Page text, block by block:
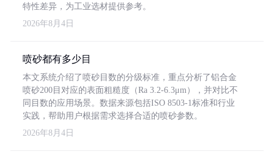
特性差异，为工业选材提供参考。
2026年8月4日
喷砂都有多少目
本文系统介绍了喷砂目数的分级标准，重点分析了铝合金
喷砂200目对应的表面粗糙度（Ra 3.2-6.3μm），并对比不
同目数的应用场景。数据来源包括ISO 8503-1标准和行业
实践，帮助用户根据需求选择合适的喷砂参数。
2026年8月4日